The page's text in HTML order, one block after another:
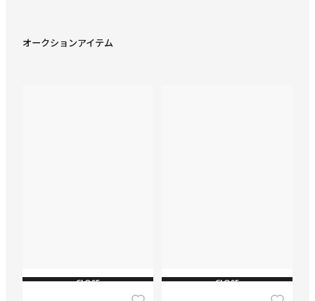
オークションアイテム
CLOSE CLOSE